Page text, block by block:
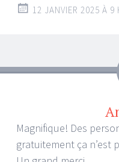
12 JANVIER 2025 À 9
Magnifique! Des
gratuitement ça n’est